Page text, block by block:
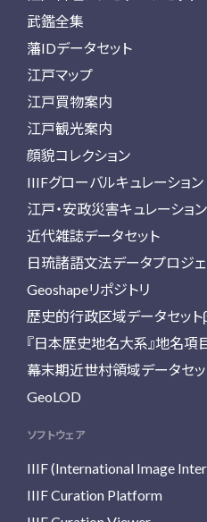
武鑑全集
藩IDデータセット
江戸マップ
江戸買物案内
江戸観光案内
顔貌コレクション
IIIFグローバルキュレーション
江戸・安政災害キュレーション
近代雑誌データセット
日琉諸語文法データプロジェ
Geoshapeリポジトリ
歴史的行政区域データセット
『日本歴史地名大系』地名項
幕末期近世村領域データセッ
GeoLOD
ソフトウェア
IIIF (International Image
IIIF Curation Platform